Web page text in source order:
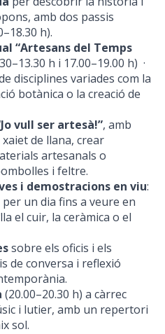
amb dos passis
h).
“Artesans del Temps
h i 17.00–19.00 h) ·
disciplines variades com la
botànica o la creació de
vull ser artesà!”, amb
de llana, crear
artesanals o
i feltre.
i demostracions en viu:
un dia fins a veure en
el cuir, la ceràmica o el
sobre els oficis i els
de conversa i reflexió
(20.00–20.30 h) a càrrec
i lutier, amb un repertori
sol.